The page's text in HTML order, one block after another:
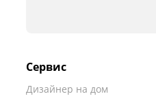
Сервис
Дизайнер на дом